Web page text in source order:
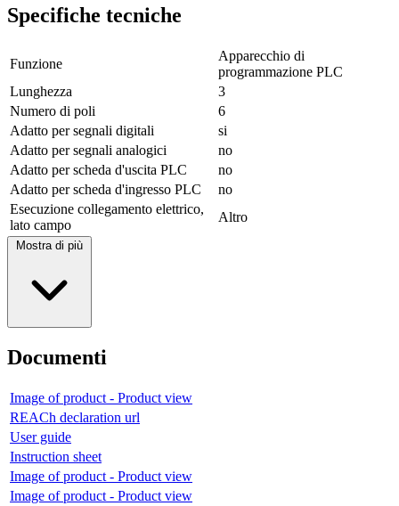
Specifiche tecniche
Funzione
Apparecchio di
programmazione PLC
Lunghezza
3
Numero di poli
6
Adatto per segnali digitali
si
Adatto per segnali analogici
no
Adatto per scheda d'uscita PLC
no
Adatto per scheda d'ingresso PLC
no
Esecuzione collegamento elettrico,
lato campo
Altro
Mostra di più
Documenti
Image of product - Product view
REACh declaration url
User guide
Instruction sheet
Image of product - Product view
Image of product - Product view